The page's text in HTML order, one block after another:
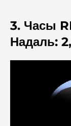
Лучшие
Палм
Откройте
3. Часы
Надаль: